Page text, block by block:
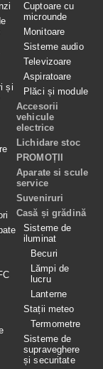
și
Cuptoare cu
microunde
Monitoare
Sisteme audio
Televizoare
Aspiratoare
Plăci și module
Accesorii
vehicule
electrice
Lichidare stoc
PROMOȚII
Aparate si scule
service
Suveniruri
Casă și grădină
Sisteme de
iluminat
Becuri
Lămpi de
lucru
Lanterne
Stații meteo
Termometre
Sisteme de
supraveghere
și securitate